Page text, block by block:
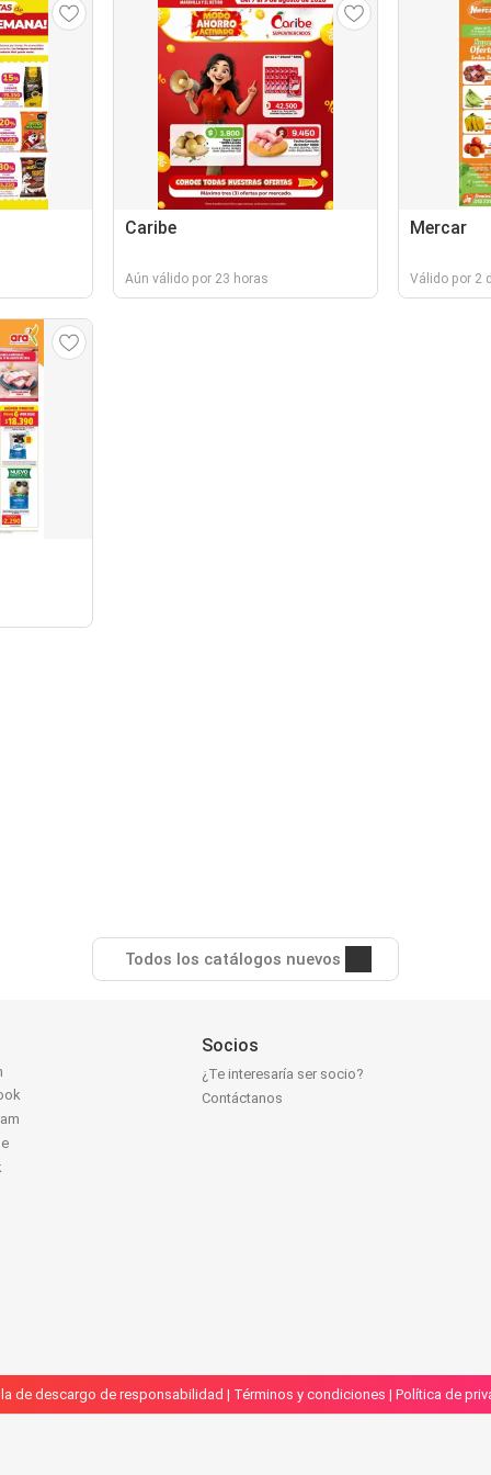
Caribe
Aún válido por 23 horas
Mercar
Válido por 2
Todos los catálogos nuevos
Socios
¿Te interesaría ser socio?
Contáctanos
de descargo de responsabilidad | Términos y condiciones | Política de